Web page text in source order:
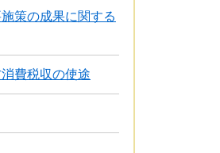
策の成果に関する
費税収の使途